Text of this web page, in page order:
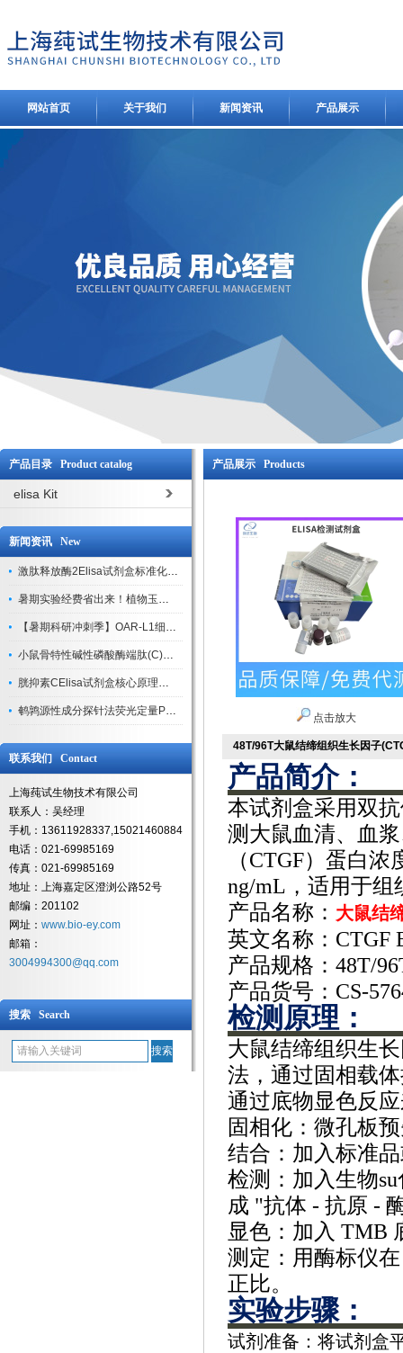
网站首页 关于我们 新闻资讯 产品展示
产品目录 Product catalog
elisa Kit
新闻资讯 New
激肽释放酶2Elisa试剂盒标准化实验操作与质控体系解析
暑期实验经费省出来！植物玉米索核苷（ZR ）elisa酶联免疫试剂盒
【暑期科研冲刺季】OAR-L1细胞专用培养基特惠，助力实验高效突破
小鼠骨特性碱性磷酸酶端肽(C)elisa试剂盒大促，骨科研人速囤
胱抑素CElisa试剂盒核心原理、产品特性与全流程操作规范详解
鹌鹑源性成分探针法荧光定量PCR试剂盒特惠来袭
联系我们 Contact
上海莼试生物技术有限公司
联系人：吴经理
手机：13611928337,15021460884
电话：021-69985169
传真：021-69985169
地址：上海嘉定区澄浏公路52号
邮编：201102
网址： www.bio-ey.com
邮箱：
3004994300@qq.com
搜索 Search
产品展示 Products
点击放大
48T/96T大鼠结缔组织生长因子
产品简介：
本试剂盒采用双
测大鼠血清、血
（CTGF）蛋白
ng/mL，适用于
产品名称： 大鼠结
英文名称： CTGF
产品规格： 48T/
产品货号： CS-
检测原理：
大鼠结缔组织生
法‌，通过固相载
通过底物显色反
固相化‌：微孔板
结合‌：加入标准
检测‌：加入生物
成 "抗体 - 抗原 -
显色‌：加入 TMB
测定‌：用酶标仪
正比。
实验步骤‌：
试剂准备‌：将试剂盒